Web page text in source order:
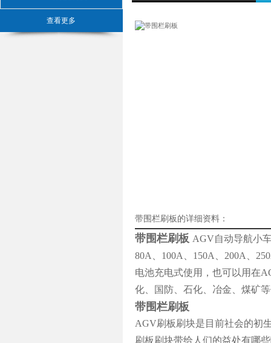
查看更多
带围栏刷板的详细资料：
带围栏刷板 AGV自动导航小
80A、100A、150A、200A、
电池充电式使用，也可以用在
化、国防、石化、冶金、煤矿
带围栏刷板
AGV刷板刷块是目前社会的初
刷板刷块带给人们的益处有哪